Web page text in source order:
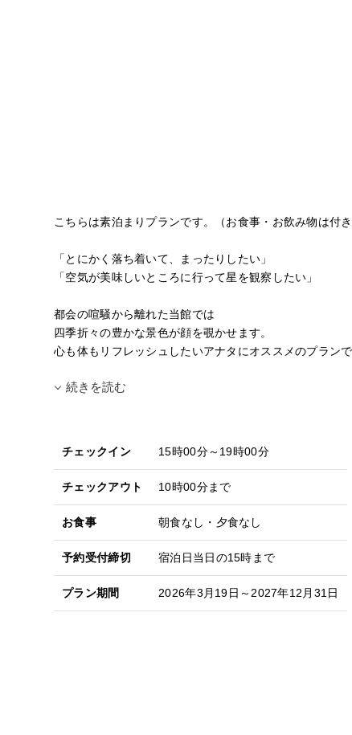
こちらは素泊まりプランです。（お食事・お飲み物は付き
「とにかく落ち着いて、まったりしたい」
「空気が美味しいところに行って星を観察したい」
都会の喧騒から離れた当館では
四季折々の豊かな景色が顔を覗かせます。
心も体もリフレッシュしたいアナタにオススメのプランで
続きを読む
チェックイン 15時00分～19時00分
チェックアウト 10時00分まで
お食事 朝食なし・夕食なし
予約受付締切 宿泊日当日の15時まで
プラン期間 2026年3月19日～2027年12月31日